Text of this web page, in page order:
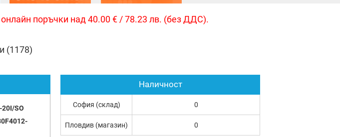
поръчки над 40.00 € / 78.23 лв. (без ДДС).
(1178)
20I/SO
Наличност
София (склад) 0
Пловдив (магазин) 0